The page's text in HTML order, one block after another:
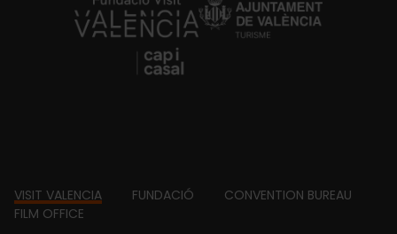
https://fundacion.visitvalencia.com/
Footer
VISIT VALENCIA FUNDACIÓ
CONVENTION BUREAU
FILM OFFICE